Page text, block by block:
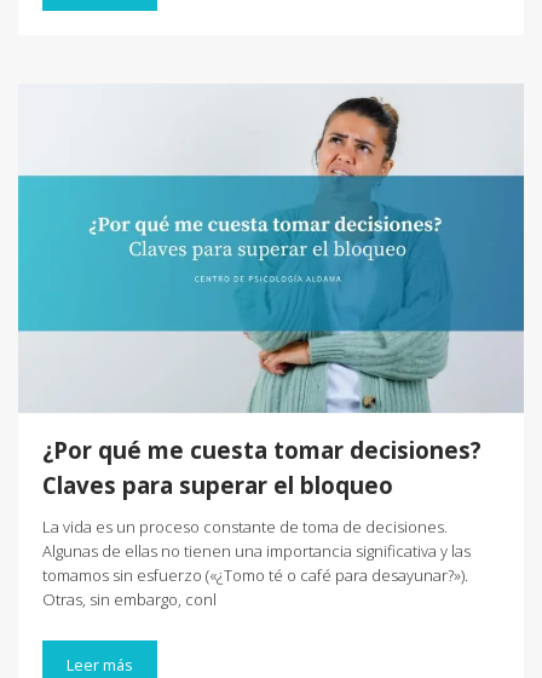
¿Por qué me cuesta tomar decisiones?
Claves para superar el bloqueo
La vida es un proceso constante de toma de decisiones.
Algunas de ellas no tienen una importancia significativa y las
tomamos sin esfuerzo («¿Tomo té o café para desayunar?»).
Otras, sin embargo, conl
Leer más